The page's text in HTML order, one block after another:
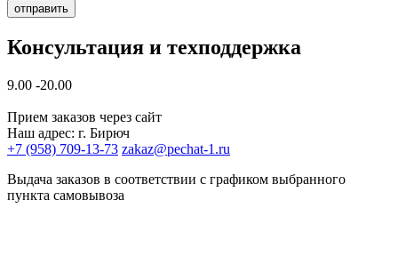
отправить
Консультация и техподдержка
9.00 -20.00
Прием заказов через сайт
Наш адрес: г. Бирюч
+7 (958) 709-13-73 zakaz@pechat-1.ru
Выдача заказов в соответствии с графиком выбранного
пункта самовывоза